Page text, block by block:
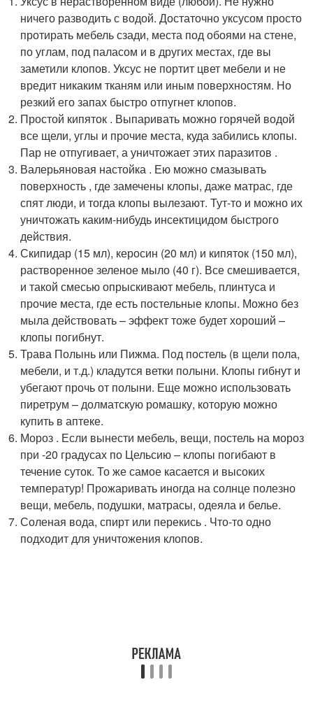
ничего разводить с водой. Достаточно уксусом просто
протирать мебель сзади, места под обоями на стене,
по углам, под паласом и в других местах, где вы
заметили клопов. Уксус не портит цвет мебели и не
вредит никаким тканям или иным поверхностям. Но
резкий его запах быстро отпугнет клопов.
Простой кипяток . Выпаривать можно горячей водой
все щели, углы и прочие места, куда забились клопы.
Пар не отпугивает, а уничтожает этих паразитов .
Валерьяновая настойка . Ею можно смазывать
поверхность , где замечены клопы, даже матрас, где
спят люди, и тогда клопы вылезают. Тут-то и можно их
уничтожать каким-нибудь инсектицидом быстрого
действия.
Скипидар (15 мл), керосин (20 мл) и кипяток (150 мл),
растворенное зеленое мыло (40 г). Все смешивается,
и такой смесью опрыскивают мебель, плинтуса и
прочие места, где есть постельные клопы. Можно без
мыла действовать – эффект тоже будет хороший –
клопы погибнут.
Трава Полынь или Пижма. Под постель (в щели пола,
мебели, и т.д.) кладутся ветки полыни. Клопы гибнут и
убегают прочь от полыни. Еще можно использовать
пиретрум – долматскую ромашку, которую можно
купить в аптеке.
Мороз . Если вынести мебель, вещи, постель на мороз
при -20 градусах по Цельсию – клопы погибают в
течение суток. То же самое касается и высоких
температур! Прожаривать иногда на солнце полезно
вещи, мебель, подушки, матрасы, одеяла и белье.
Соленая вода, спирт или перекись . Что-то одно
подходит для уничтожения клопов.